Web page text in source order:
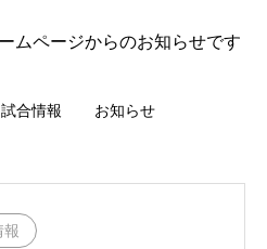
ー
ムページからのお知らせです
試合情報 お知らせ
報